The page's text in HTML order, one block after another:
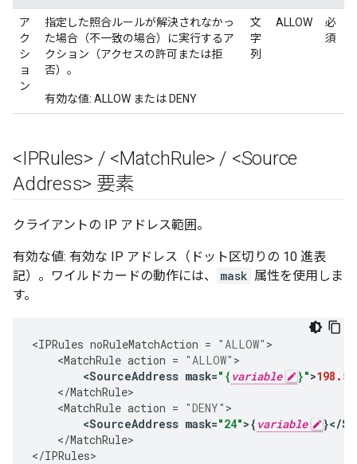
ア
ク
シ
ョ
ン
指定した照合ルールが解決されなかっ
た場合（不一致の場合）に実行するア
クション（アクセスの許可または拒
否）。
有効な値: ALLOW または DENY
文
字
列
ALLOW
必
須
<IPRules> / <MatchRule> / <Source
Address> 要素
クライアントの IP アドレス範囲。
有効な値: 有効な IP アドレス（ドット区切りの 10 進表
記）。ワイルドカードの動作には、
mask 属性を使用しま
す。
<IPRules noRuleMatchAction = "ALLOW"
<MatchRule action = "ALLOW"
<SourceAddress mask="{ variable }">198.51
</MatchRule
<MatchRule action = "DENY"
<SourceAddress mask="24">{ variable }</
</MatchRule>
</IPRules>